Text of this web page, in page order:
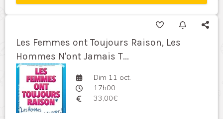
Les Femmes ont Toujours Raison, Les
Hommes N'ont Jamais T...
Dim 11 oct.
17h00
33,00€